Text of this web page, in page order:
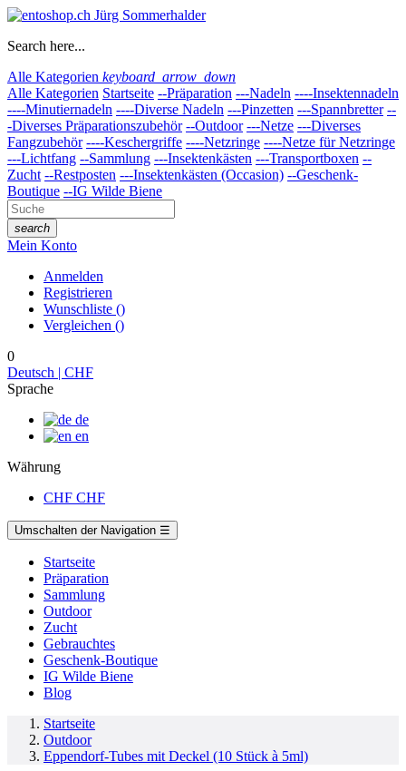
Search here...
Alle Kategorien keyboard_arrow_down
Alle Kategorien Startseite --Präparation ---Nadeln ----Insektennadeln
----Minutiernadeln ----Diverse Nadeln ---Pinzetten ---Spannbretter --
-Diverses Präparationszubehör --Outdoor ---Netze ---Diverses
Fangzubehör ----Keschergriffe ----Netzringe ----Netze für Netzringe
---Lichtfang --Sammlung ---Insektenkästen ---Transportboxen --
Zucht --Restposten ---Insektenkästen (Occasion) --Geschenk-
Boutique --IG Wilde Biene
search
Mein Konto
Anmelden
Registrieren
Wunschliste ()
Vergleichen ()
0
Deutsch | CHF
Sprache
de
en
Währung
CHF CHF
Umschalten der Navigation ☰
Startseite
Präparation
Sammlung
Outdoor
Zucht
Gebrauchtes
Geschenk-Boutique
IG Wilde Biene
Blog
Startseite
Outdoor
Eppendorf-Tubes mit Deckel (10 Stück à 5ml)